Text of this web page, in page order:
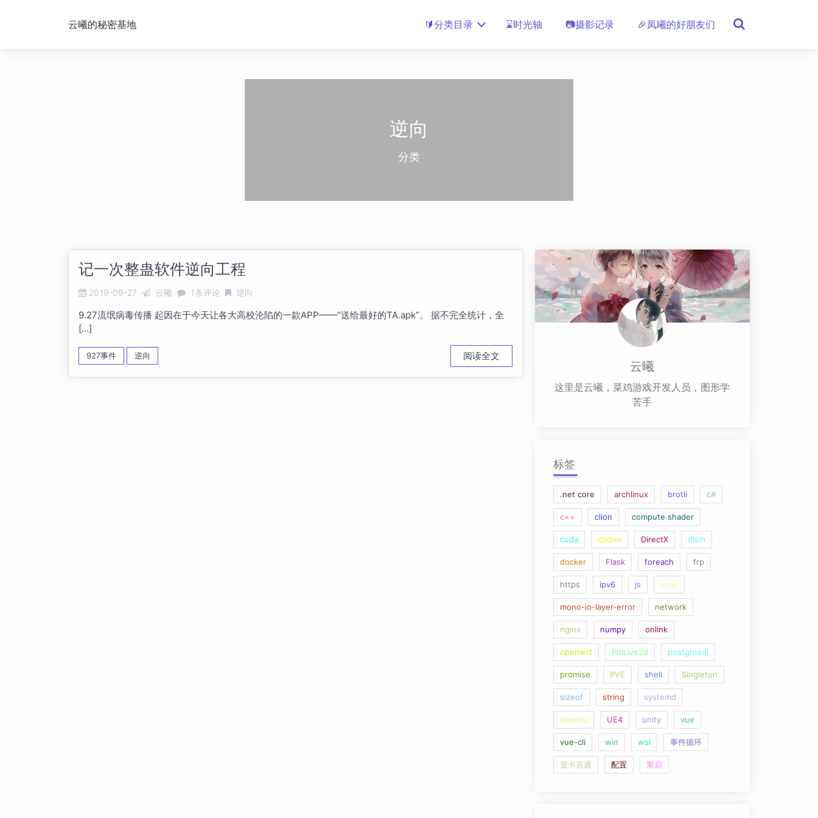
云曦的秘密基地 🔰分类目录 ⌛时光轴 📷摄影记录 🎉凤曦的好朋友们
逆向
分类
记一次整蛊软件逆向工程
2019-09-27 云曦 1条评论 逆向
9.27流氓病毒传播 起因在于今天让各大高校沦陷的一款APP——“送给最好的TA.apk”。 据不完全统计，全
[…]
927事件 逆向 阅读全文
云曦
这里是云曦，菜鸡游戏开发人员，图形学
苦手
标签
.net core archlinux brotli c#
c++ clion compute shader
cuda cudnn DirectX dism
docker Flask foreach frp
https ipv6 js linux
mono-io-layer-error network
nginx numpy onlink
openwrt PoiLive2d postgresql
promise PVE shell Singleton
sizeof string systemd
ubuntu UE4 unity vue
vue-cli win wsl 事件循环
显卡直通 配置 重启